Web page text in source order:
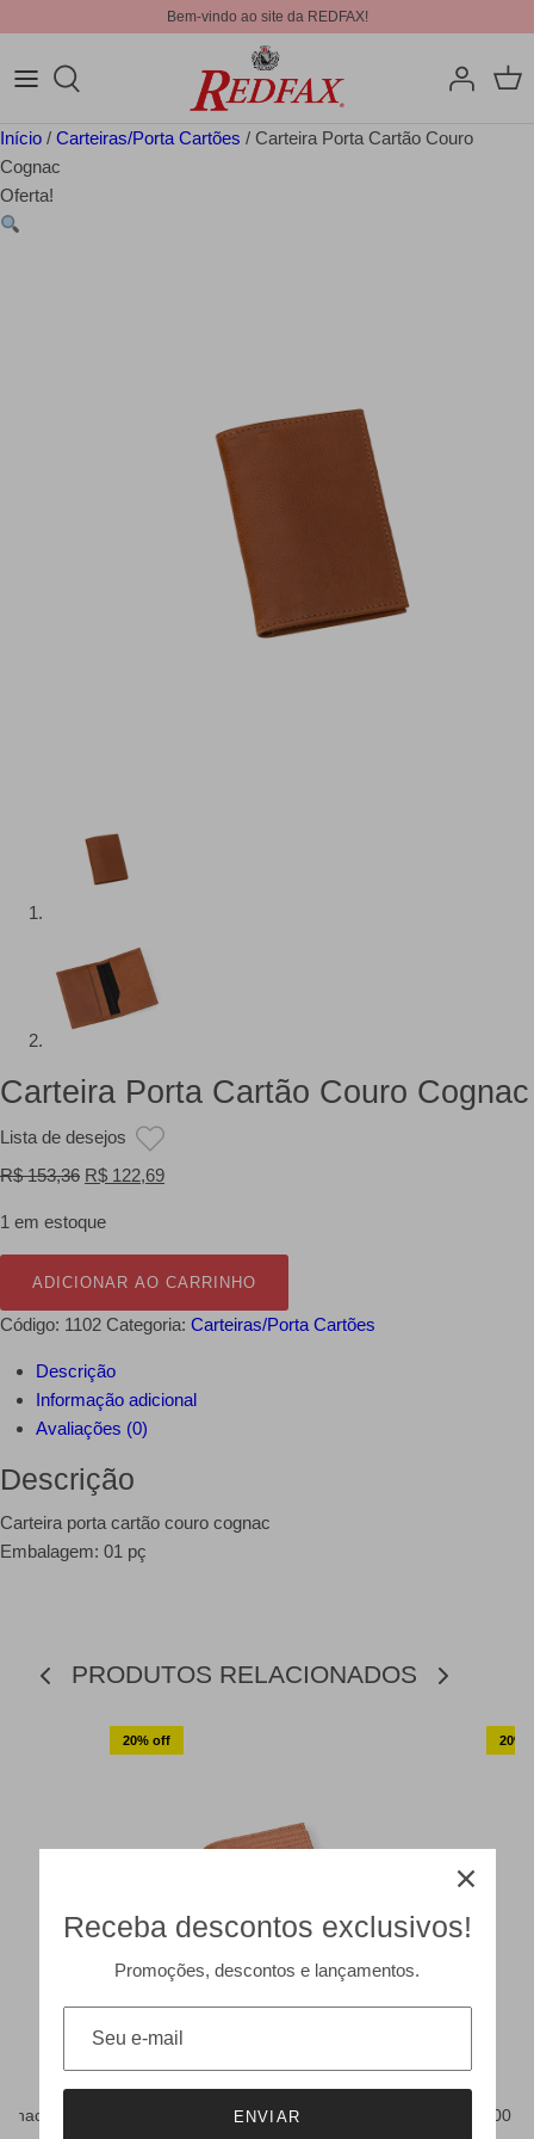
Bem-vindo ao site da REDFAX!
Início / Carteiras/Porta Cartões / Carteira Porta Cartão Couro
Cognac
Oferta!
Carteira Porta Cartão Couro Cognac
Lista de desejos
R$153,36 O
original
era:
R$ 153,36.
R$ 122,69O
é:
R$ 122,69.
1 em estoque
ADICIONAR AO CARRINHO
Código: 1102 Categoria: Carteiras/Porta Cartões
Descrição
Informação adicional
Avaliações (0)
Descrição
Carteira porta cartão couro cognac
Embalagem: 01 pç
PRODUTOS RELACIONADOS
20% off
1103 - Carteira Porta Cartão Couro Lezard
20%
1100
Receba descontos exclusivos!
Promoções, descontos e lançamentos.
ENVIAR